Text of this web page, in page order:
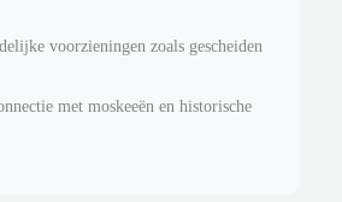
voorzieningen zoals gescheiden
met moskeeën en historische